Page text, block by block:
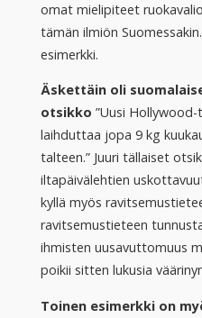
omat mielipiteet
tämän ilmiön
esimerkki.
Äskettäin oli
otsikko ”Uusi
laihduttaa jopa 9 kg
talteen.” Juuri tällaiset
iltapäivälehtien
kyllä myös
ravitsemustieteen
ihmisten uusavuttomuus
poikii sitten lukusia
Toinen esimerkki on